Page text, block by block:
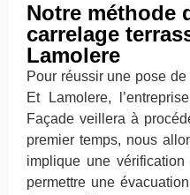
Notre méthode
carrelage
Lamolere
Pour réussir une pose
Et Lamolere,
Façade veillera à
premier temps, nous
implique une
permettre une